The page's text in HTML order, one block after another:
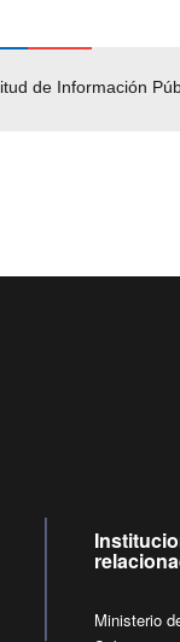
de Información
Ministerio